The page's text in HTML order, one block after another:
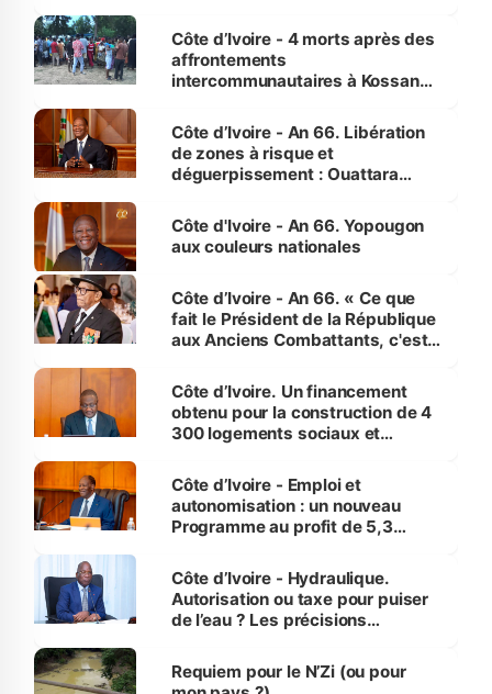
générations futures »
Côte d’Ivoire - 4 morts après des
affrontements
intercommunautaires à Kossandji
milieu des sinistrés
Côte d’Ivoire - An 66. Libération
de zones à risque et
déguerpissement : Ouattara
l'Etat de droit pour préserver les
vies humaines »
Côte d'Ivoire - An 66. Yopougon
aux couleurs nationales
Côte d’Ivoire - An 66. « Ce que
fait le Président de la République
aux Anciens Combattants, c'est
Côte d’Ivoire. Un financement
obtenu pour la construction de 4
300 logements sociaux et
et Yamoussoukro
Côte d’Ivoire - Emploi et
autonomisation : un nouveau
Programme au profit de 5,3
Côte d’Ivoire - Hydraulique.
Autorisation ou taxe pour puiser
de l’eau ? Les précisions
Requiem pour le N’Zi (ou pour